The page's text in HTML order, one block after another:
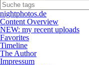
nightphotos.de
Content Overview
NEW: my recent uploads
Favorites
Timeline
The Author
Impressum